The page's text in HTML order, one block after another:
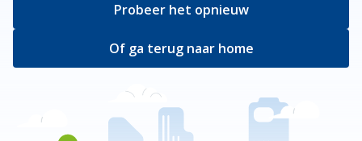
Probeer het opnieuw
Of ga terug naar home